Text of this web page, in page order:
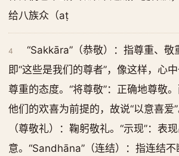
给八族众（aṭ
4
“Sakkāra”（恭敬）：指尊重、敬
即“这些是我们的尊者”，像这样，心
尊重的态度。“将尊敬”：正确地尊敬
他们的欢喜为前提的，故说“以意喜爱
（尊敬礼）：鞠躬敬礼。“示现”：表
意。“Sandhāna”（连结）：指连结不